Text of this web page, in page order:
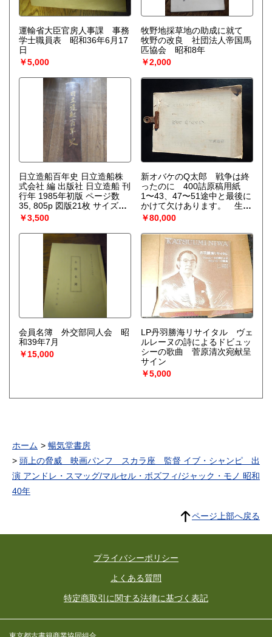
運輸省大臣官房人事課 事務
学士職員表 昭和36年6月17
日
￥5,000
牧野地採草地の助成に就て
牧野の改良 社団法人帝国馬
匹協会 昭和8年
￥2,000
日立造船百年史 日立造船株
式会社 編 出版社 日立造船 刊
行年 1985年初版 ページ数
35, 805p 図版21枚 サイズ
31cm 非売品 函なし裸
本 1985年（昭和60年）3月
31日発行製作者 日立造船株
式会社寸法 Ａ４版（210mm
x 297mm）、厚さ 57mm、
805ページ日立造船株式会社
の歴史は、1865年(慶応元年)
に来日したイギリス人 エド
ワード ハズレット ハンター
が造船鉄工業の経営に着手
し、1881年(明治14年)4月1
「大阪鉄工所」を創業したの
に始まる。日立造船株式会社
の社史として既に『日立造船
株式会社七十五年史』があ
年を迎えて』が刊行されてい
されたものである。構成とし
ては、100年の経営の流れを
より浮き彫りにするため、太
戦前は資本・系列別に、戦後
は各社長時代区分としてあ
る。 第1編 ハンター、範多父
和20年まで)第3編 日立造船
20年から昭和56年まで)
￥3,500
新オバケのQ太郎 戦争は終
ったのに 400詰原稿用紙
1〜43、47〜51途中と最後に
かけて欠けあります。 生原
稿用 プロット 400詰原稿
用紙7枚 常盤鐘鳴 出崎
晢旧蔵 藤子不二雄
￥80,000
会員名簿 外交部同人会 昭
和39年7月
￥15,000
LP丹羽勝海リサイタル ヴェ
ルレーヌの詩によるドビュッ
シーの歌曲 菅原清次宛献呈
サイン
￥5,000
ホーム
暢気堂書房
頭上の脅威 映画パンフ スカラ座 監督 イブ・シャンピ 出
演 アンドレ・スマッグ/マルセル・ボズフィ/ジャック・モノ 昭和
40年
ページ上部へ戻る
プライバシーポリシー
よくある質問
特定商取引に関する法律に基づく表記